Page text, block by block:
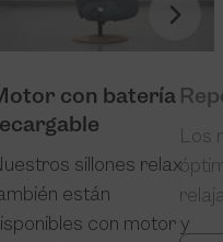
Los
con batería
sillones relax
están
con motor y